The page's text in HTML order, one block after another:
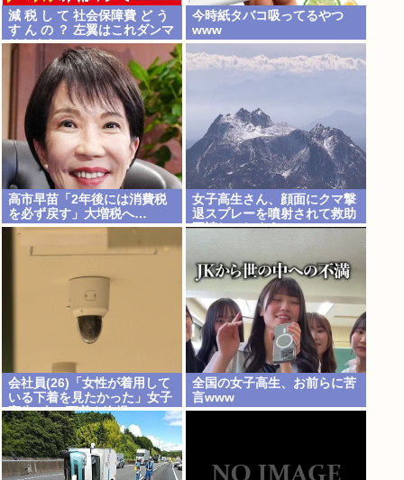
減 税 し て 社会保障費 ど う
す ん の ？ 左翼はこれダンマ
リだよな
今時紙タバコ吸ってるやつ
www
高市早苗「2年後には消費税
を必ず戻す」大増税へ…
女子高生さん、顔面にクマ撃
退スプレーを噴射されて救助
要請してしまう
会社員(26)「女性が着用して
いる下着を見たかった」女子
高生2人の下着を盗撮
全国の女子高生、お前らに苦
言www